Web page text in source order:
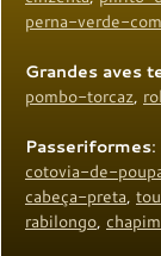
perna-verde-
Grandes aves
pombo-torcaz,
Passeriformes:
cotovia-de-
cabeça-preta,
rabilongo,